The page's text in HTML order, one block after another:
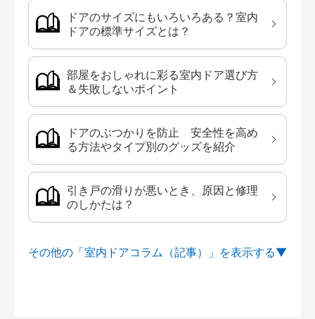
ドアのサイズにもいろいろある？室内
ドアの標準サイズとは？
部屋をおしゃれに彩る室内ドア選び方
＆失敗しないポイント
ドアのぶつかりを防止 安全性を高め
る方法やタイプ別のグッズを紹介
引き戸の滑りが悪いとき、原因と修理
のしかたは？
その他の「室内ドアコラム（記事）」を